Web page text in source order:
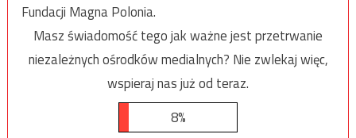
Fundacji Magna Polonia.
Masz świadomość tego jak ważne jest przetrwanie
niezależnych ośrodków medialnych? Nie zwlekaj więc,
wspieraj nas już od teraz.
8%